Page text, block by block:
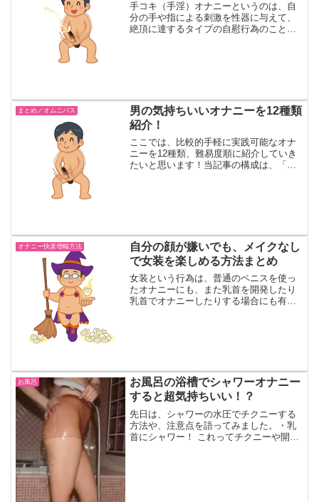
手コキ（手淫）オナニーというのは、自
分の手や指による刺激を性器に与えて、
絶頂に達するタイプの自慰行為のこと。
まとめ／オムニバス
男の気持ちいいオナニーを12種類
紹介！
ここでは、比較的手軽に実践可能なオナ
ニーを12種類、難易度順に紹介していき
たいと思います！当記事の構成は、「レ
オナニー快楽増幅方法
自分の顔が嫌いでも、メイクなし
で女装を楽しめる方法まとめ
女装という行為は、普通のペニスを使っ
たオナニーにも、また乳首を開発したり
乳首でオナニーしたりする場合にも有効
お風呂
お風呂の浴槽でシャワーオナニー
すると超気持ちいい！？
先日は、シャワーの水圧でチクニーする
方法や、注意点を語ってみました。・乳
首にシャワー！ これってチクニーや開発